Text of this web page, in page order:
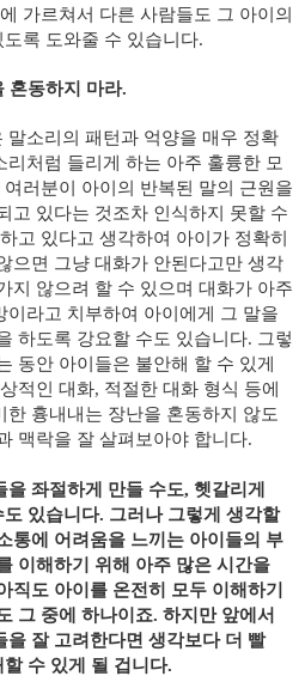
가르쳐서 다른 사람들도 그 아이의
록 도와줄 수 있습니다.
혼동하지 마라.
말소리의 패턴과 억양을 매우 정확
처럼 들리게 하는 아주 훌륭한 모
러분이 아이의 반복된 말의 근원을
고 있다는 것조차 인식하지 못할 수
고 있다고 생각하여 아이가 정확히
으면 그냥 대화가 안된다고만 생각
지 않으려 할 수 있으며 대화가 아주
이라고 치부하여 아이에게 그 말을
하도록 강요할 수도 있습니다. 그렇
동안 아이들은 불안해 할 수 있게
적인 대화, 적절한 대화 형식 등에
흉내내는 장난을 혼동하지 않도
맥락을 잘 살펴보아야 합니다.
좌절하게 만들 수도, 헷갈리게
있습니다. 그러나 그렇게 생각할
통에 어려움을 느끼는 아이들의 부
이해하기 위해 아주 많은 시간을
직도 아이를 온전히 모두 이해하기
그 중에 하나이죠. 하지만 앞에서
을 잘 고려한다면 생각보다 더 빨
수 있게 될 겁니다.